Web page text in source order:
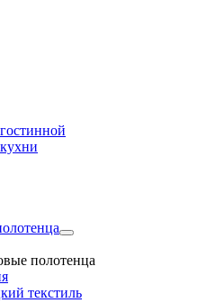
полотенца
текстиль